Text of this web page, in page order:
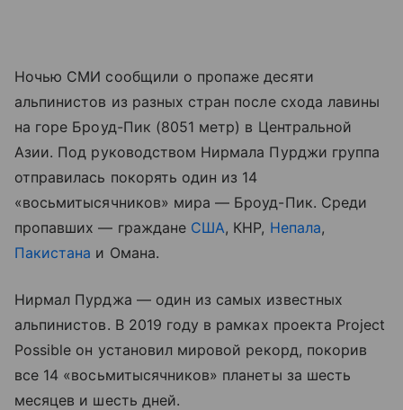
Ночью СМИ сообщили о пропаже десяти
альпинистов из разных стран после схода лавины
на горе Броуд-Пик (8051 метр) в Центральной
Азии. Под руководством Нирмала Пурджи группа
отправилась покорять один из 14
«восьмитысячников» мира — Броуд-Пик. Среди
пропавших — граждане США, КНР, Непала,
Пакистана и Омана.
Нирмал Пурджа — один из самых известных
альпинистов. В 2019 году в рамках проекта Project
Possible он установил мировой рекорд, покорив
все 14 «восьмитысячников» планеты за шесть
месяцев и шесть дней.